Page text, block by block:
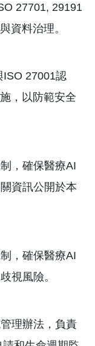
27701, 29191
資料治理。
ISO 27001認
，以防範安全
，確保醫療AI
資訊公開於本
，確保醫療AI
視風險。
理辦法，負責